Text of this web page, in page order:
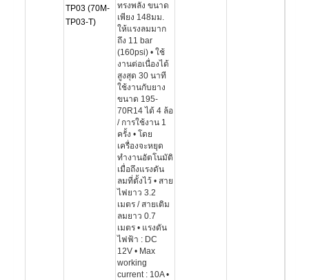
TP03 (70M-
TP03-T)
ทรงพลัง ขนาด
เพียง 148มม.
ให้แรงลมมาก
ถึง 11 bar
(160psi) • ใช้
งานต่อเนื่องได้
สูงสุด 30 นาที
ใช้งานกับยาง
ขนาด 195-
70R14 ได้ 4 ล้อ
/ การใช้งาน 1
ครั้ง • โดย
เครื่องจะหยุด
ทำงานอัตโนมัติ
เมื่อถึงแรงดัน
ลมที่ตั้งไว้ • สาย
ไฟยาว 3.2
เมตร / สายเติม
ลมยาว 0.7
เมตร • แรงดัน
ไฟฟ้า : DC
12V • Max
working
current : 10A •